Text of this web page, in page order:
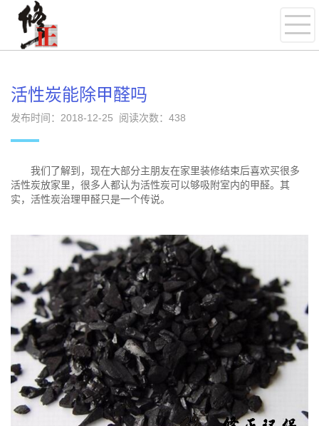
活性炭能除甲醛吗
发布时间：2018-12-25 阅读次数： 438
我们了解到，现在大部分主朋友在家里装修结束后喜欢买很多
活性炭放家里，很多人都认为活性炭可以够吸附室内的甲醛。其
实，活性炭治理甲醛只是一个传说。